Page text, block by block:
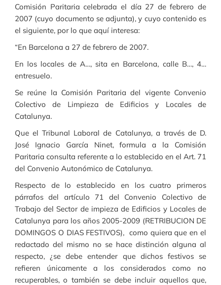
Comisión Paritaria celebrada el día 27 de febrero de
2007 (cuyo documento se adjunta), y cuyo contenido es
el siguiente, por lo que aquí interesa:
“En Barcelona a 27 de febrero de 2007.
En los locales de A…, sita en Barcelona, calle B…, 4…
entresuelo.
Se reúne la Comisión Paritaria del vigente Convenio
Colectivo de Limpieza de Edificios y Locales de
Catalunya.
Que el Tribunal Laboral de Catalunya, a través de D.
José Ignacio García Ninet, formula a la Comisión
Paritaria consulta referente a lo establecido en el Art. 71
del Convenio Autonómico de Catalunya.
Respecto de lo establecido en los cuatro primeros
párrafos del artículo 71 del Convenio Colectivo de
Trabajo del Sector de impieza de Edificios y Locales de
Catalunya para los años 2005-2009 (RETRIBUCION DE
DOMINGOS O DIAS FESTIVOS), como quiera que en el
redactado del mismo no se hace distinción alguna al
respecto, ¿se debe entender que dichos festivos se
refieren únicamente a los considerados como no
recuperables, o también se debe incluir aquellos que,